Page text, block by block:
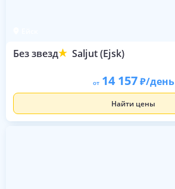
Без звезд Saljut (Ejsk)
от 14 157 /день
Найти цены